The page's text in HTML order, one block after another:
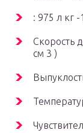
: 975 л кг -1
Скорость
см 3 )